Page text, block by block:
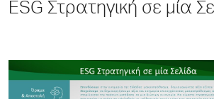
ESG Στρατηγική σε μία